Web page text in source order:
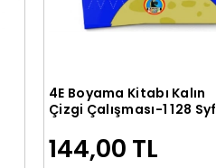
Sepete Ekle
4E Boyama Kitabı Kalın
Çizgi Çalışması-1 128 Syf
144,00 TL